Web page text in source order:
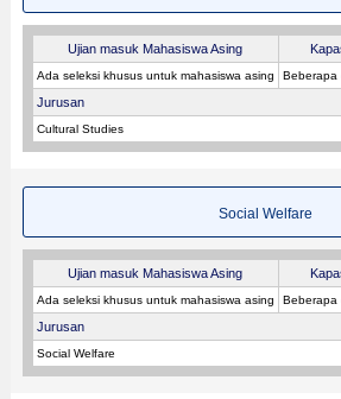
Ujian masuk Mahasiswa Asing
Ada seleksi khusus untuk mahasiswa asing Beberapa
Jurusan
Cultural Studies
Social Welfare
Ujian masuk Mahasiswa Asing
Ada seleksi khusus untuk mahasiswa asing Beberapa
Jurusan
Social Welfare